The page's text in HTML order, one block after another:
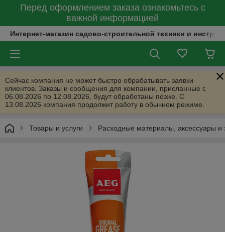
Перед оформлением заказа ознакомьтесь с
важной информацией
Интернет-магазин садово-строительной техники и
Сейчас компания не может быстро обрабатывать заявки
клиентов. Заказы и сообщения для компании, присланные с
06.08.2026 по 12.08.2026, будут обработаны позже. С
13.08.2026 компания продолжит работу в обычном режиме.
Товары и услуги Расходные материалы, аксессуары и